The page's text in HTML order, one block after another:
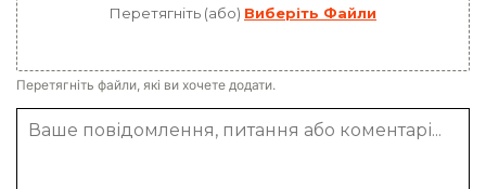
Перетягніть (або) Виберіть Файли
Перетягніть файли, які ви хочете додати.